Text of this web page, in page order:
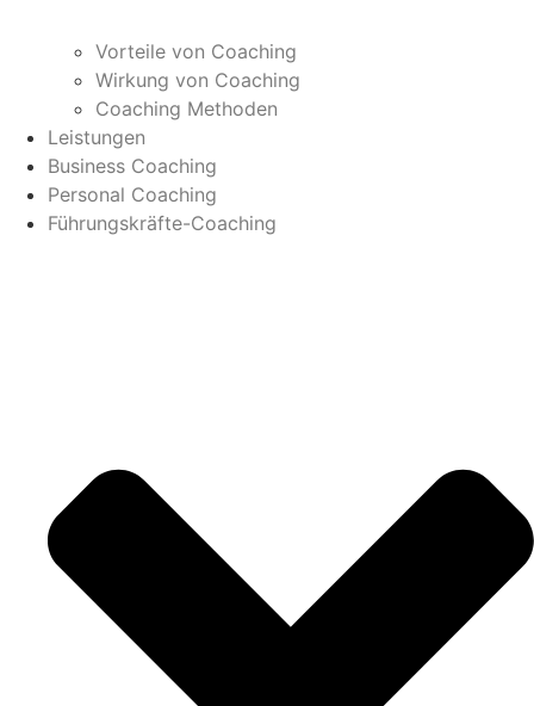
Vorteile von Coaching
Wirkung von Coaching
Coaching Methoden
Leistungen
Business Coaching
Personal Coaching
Führungskräfte-Coaching